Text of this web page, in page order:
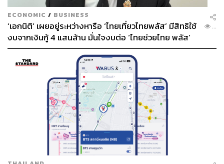
ECONOMIC / BUSINESS
‘เอกนิติ’ เผยอยู่ระหว่างหารือ ‘ไทยเที่ยวไทยพลัส’ มีสิทธิใช้
งบจากเงินกู้ 4 แสนล้าน มั่นใจงบต่อ ‘ไทยช่วยไทย พลัส’
เฟส 2 มีเพียงพอ
...